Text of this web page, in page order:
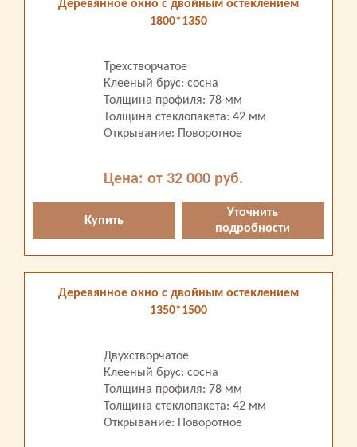
Деревянное окно с двойным остеклением
1800*1350
Трехстворчатое
Клееный брус: сосна
Толщина профиля: 78 мм
Толщина стеклопакета: 42 мм
Открывание: Поворотное
Цена: от 32 000 руб.
Купить
Уточнить
подробности
Деревянное окно с двойным остеклением
1350*1500
Двухстворчатое
Клееный брус: сосна
Толщина профиля: 78 мм
Толщина стеклопакета: 42 мм
Открывание: Поворотное